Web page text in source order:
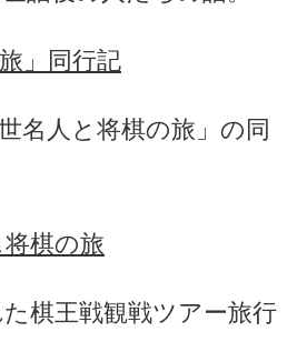
」同行記
名人と将棋の旅」の同
棋の旅
棋王戦観戦ツアー旅行